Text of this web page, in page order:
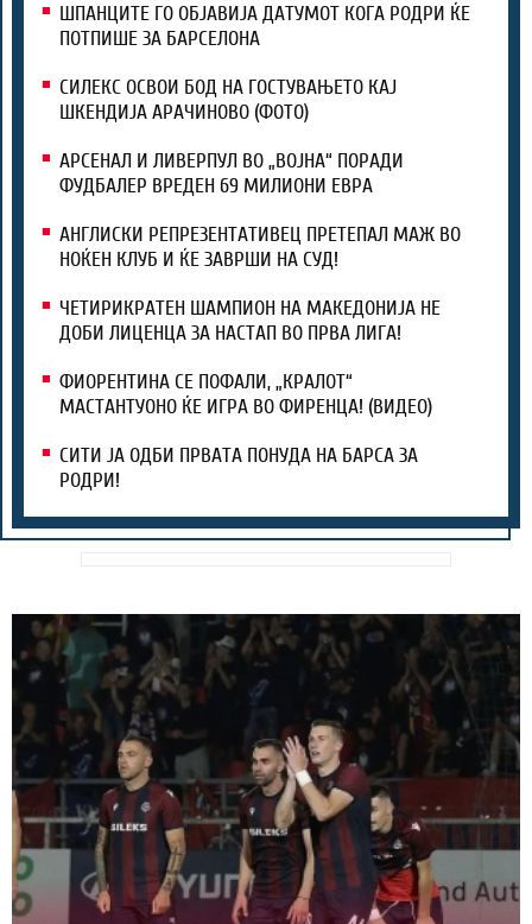
ШПАНЦИТЕ ГО ОБЈАВИЈА ДАТУМОТ КОГА РОДРИ ЌЕ
ПОТПИШЕ ЗА БАРСЕЛОНА
СИЛЕКС ОСВОИ БОД НА ГОСТУВАЊЕТО КАЈ
ШКЕНДИЈА АРАЧИНОВО (ФОТО)
АРСЕНАЛ И ЛИВЕРПУЛ ВО „ВОЈНА“ ПОРАДИ
ФУДБАЛЕР ВРЕДЕН 69 МИЛИОНИ ЕВРА
АНГЛИСКИ РЕПРЕЗЕНТАТИВЕЦ ПРЕТЕПАЛ МАЖ ВО
НОЌЕН КЛУБ И ЌЕ ЗАВРШИ НА СУД!
ЧЕТИРИКРАТЕН ШАМПИОН НА МАКЕДОНИЈА НЕ
ДОБИ ЛИЦЕНЦА ЗА НАСТАП ВО ПРВА ЛИГА!
ФИОРЕНТИНА СЕ ПОФАЛИ, „КРАЛОТ“
МАСТАНТУОНО ЌЕ ИГРА ВО ФИРЕНЦА! (ВИДЕО)
СИТИ ЈА ОДБИ ПРВАТА ПОНУДА НА БАРСА ЗА
РОДРИ!